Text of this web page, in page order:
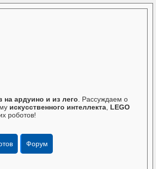
ардуино и из лего . Рассуждаем о
искусственного интеллекта, LEGO
роботов!
Форум